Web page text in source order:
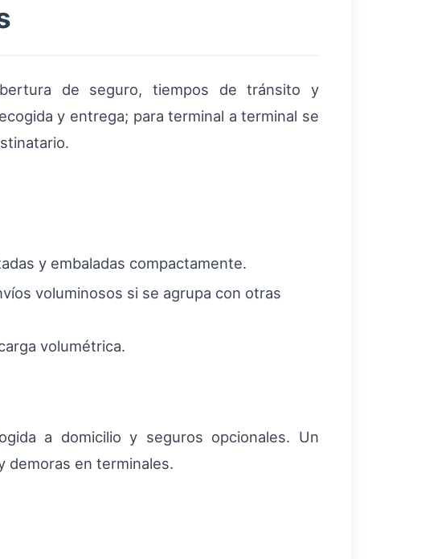
de seguro, tiempos de tránsito y
y entrega; para terminal a terminal se
y embaladas compactamente.
voluminosos si se agrupa con otras
volumétrica.
a domicilio y seguros opcionales. Un
demoras en terminales.